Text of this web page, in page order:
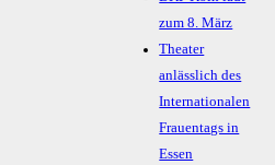
zum 8. März
Theater
anlässlich des
Internationalen
Frauentags in
Essen